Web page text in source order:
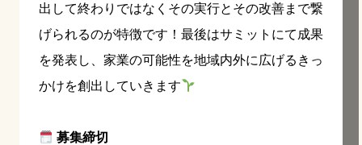
出して終わりではなくその実行とその改善まで繋
げられるのが特徴です！最後はサミットにて成果
を発表し、家業の可能性を地域内外に広げるきっ
かけを創出していきます
募集締切